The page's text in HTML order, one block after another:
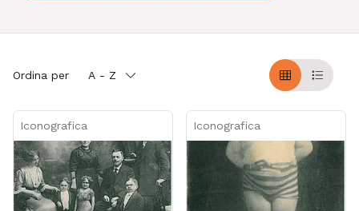
Ordina per A - Z
GrigliaTable
Iconografica Iconografica